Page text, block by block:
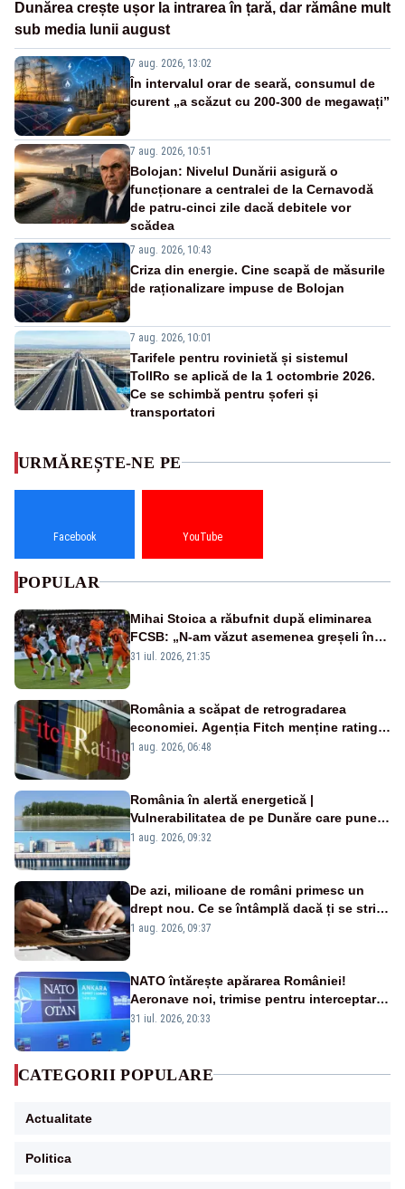
Dunărea crește ușor la intrarea în țară, dar rămâne mult
sub media lunii august
7 aug. 2026, 13:02
În intervalul orar de seară, consumul de
curent „a scăzut cu 200-300 de megawați”
7 aug. 2026, 10:51
Bolojan: Nivelul Dunării asigură o
funcționare a centralei de la Cernavodă
de patru-cinci zile dacă debitele vor
scădea
7 aug. 2026, 10:43
Criza din energie. Cine scapă de măsurile
de raționalizare impuse de Bolojan
7 aug. 2026, 10:01
Tarifele pentru rovinietă și sistemul
TollRo se aplică de la 1 octombrie 2026.
Ce se schimbă pentru șoferi și
transportatori
URMĂREȘTE-NE PE
Facebook YouTube
POPULAR
Mihai Stoica a răbufnit după eliminarea
FCSB: „N-am văzut asemenea greșeli în
190 de meciuri europene”
31 iul. 2026, 21:35
România a scăpat de retrogradarea
economiei. Agenția Fitch menține ratingul
„BBB-” cu perspectivă negativă
1 aug. 2026, 06:48
România în alertă energetică |
Vulnerabilitatea de pe Dunăre care pune
în pericol Centrala Cernavodă era
1 aug. 2026, 09:32
De azi, milioane de români primesc un
drept nou. Ce se întâmplă dacă ți se strică
un produs
1 aug. 2026, 09:37
NATO întărește apărarea României!
Aeronave noi, trimise pentru interceptarea
și distrugerea dronelor
31 iul. 2026, 20:33
CATEGORII POPULARE
Actualitate
Politica